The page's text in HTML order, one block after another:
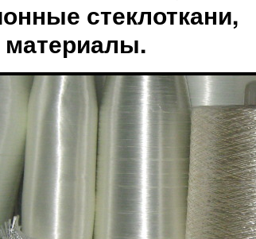
стеклоткани,